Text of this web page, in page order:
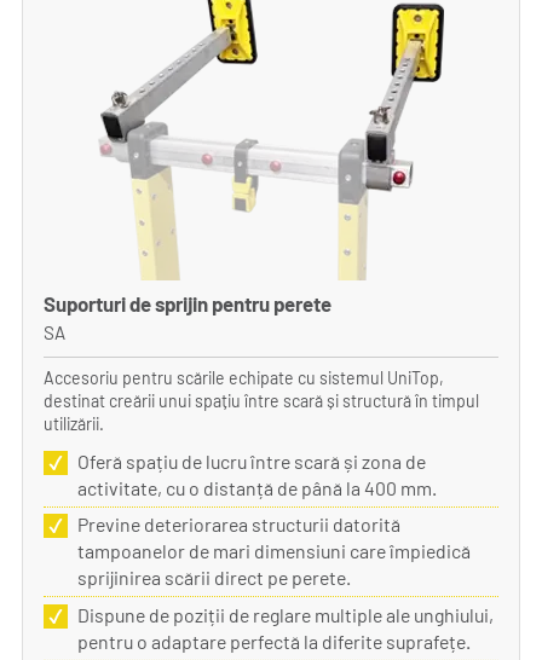
Suporturi de sprijin pentru perete
SA
Accesoriu pentru scările echipate cu sistemul UniTop,
destinat creării unui spațiu între scară și structură în timpul
utilizării.
Oferă spațiu de lucru între scară și zona de
activitate, cu o distanță de până la 400 mm.
Previne deteriorarea structurii datorită
tampoanelor de mari dimensiuni care împiedică
sprijinirea scării direct pe perete.
Dispune de poziții de reglare multiple ale unghiului,
pentru o adaptare perfectă la diferite suprafețe.